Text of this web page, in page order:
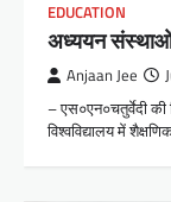
EDUCATION
अध्ययन
Anjaan Jee
– एस०एन०चतुर्वेदी की
विश्वविद्यालय में